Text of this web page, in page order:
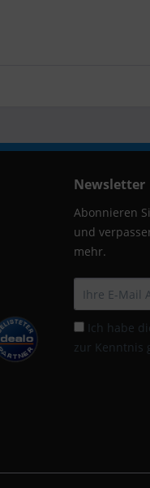
Newsletter
Abonnieren
und
mehr.
Ich habe
zur Kenntnis